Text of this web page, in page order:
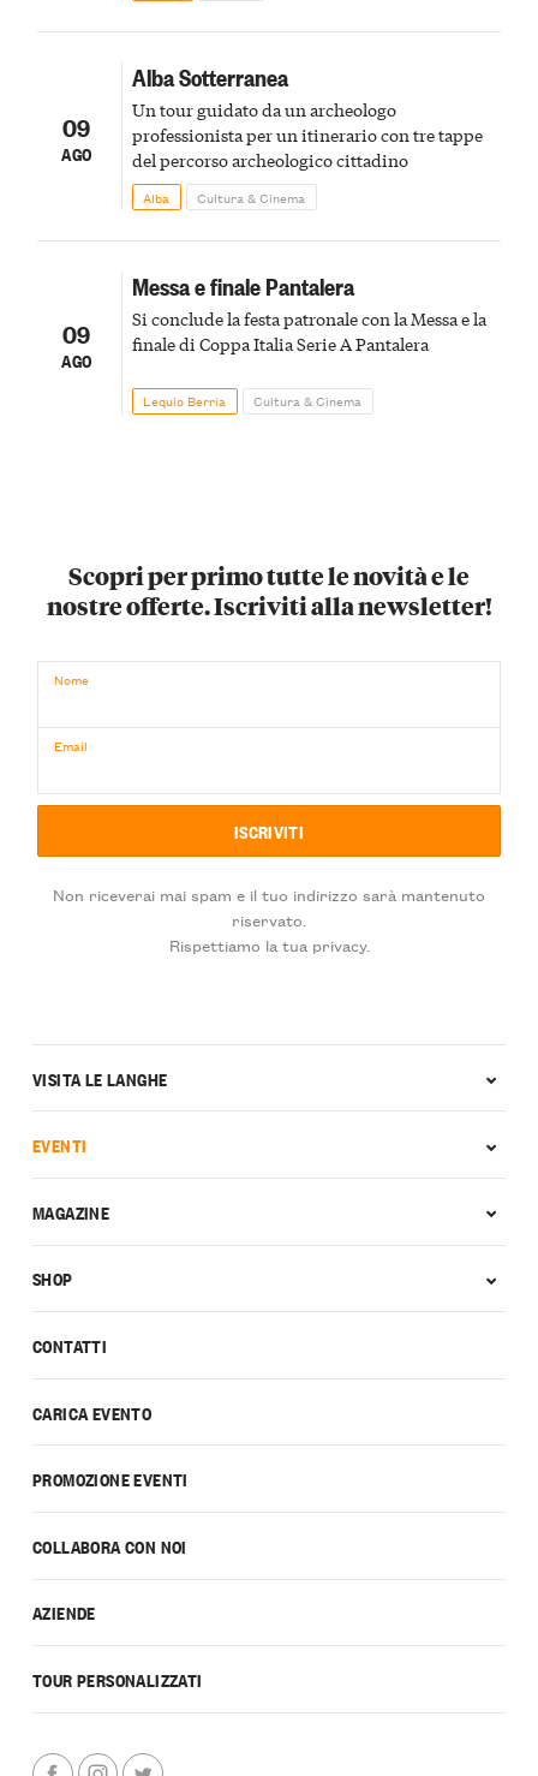
09
AGO
Alba Sotterranea
Un tour guidato da un archeologo
professionista per un itinerario con tre tappe
del percorso archeologico cittadino
Alba Cultura & Cinema
09
AGO
Messa e finale Pantalera
Si conclude la festa patronale con la Messa e la
finale di Coppa Italia Serie A Pantalera
Lequio Berria Cultura & Cinema
Scopri per primo tutte le novità e le
nostre offerte. Iscriviti alla newsletter!
Nome
Email
Non riceverai mai spam e il tuo indirizzo sarà mantenuto
riservato.
Rispettiamo la tua privacy.
CONTATTI
CARICA EVENTO
PROMOZIONE EVENTI
COLLABORA CON NOI
AZIENDE
TOUR PERSONALIZZATI
VISITA LE LANGHE
EVENTI
MAGAZINE
SHOP